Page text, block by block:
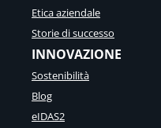
Etica aziendale
Storie di successo
INNOVAZIONE
Sostenibilità
Blog
eIDAS2